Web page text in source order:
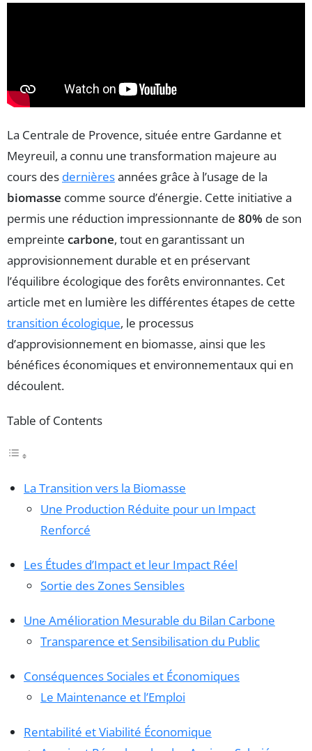
La Centrale de Provence, située entre Gardanne et
Meyreuil, a connu une transformation majeure au
cours des dernièresannées grâce à l’usage de la
biomasse comme source d’énergie. Cette initiative a
permis une réduction impressionnante de 80% de son
empreinte carbone, tout en garantissant un
approvisionnement durable et en préservant
l’équilibre écologique des forêts environnantes. Cet
article met en lumière les différentes étapes de cette
transition écologique, le processus
d’approvisionnement en biomasse, ainsi que les
bénéfices économiques et environnementaux qui en
découlent.
Table of Contents
La Transition vers la Biomasse
Une Production Réduite pour un Impact
Renforcé
Les Études d’Impact et leur Impact Réel
Sortie des Zones Sensibles
Une Amélioration Mesurable du Bilan Carbone
Transparence et Sensibilisation du Public
Conséquences Sociales et Économiques
Le Maintenance et l’Emploi
Rentabilité et Viabilité Économique